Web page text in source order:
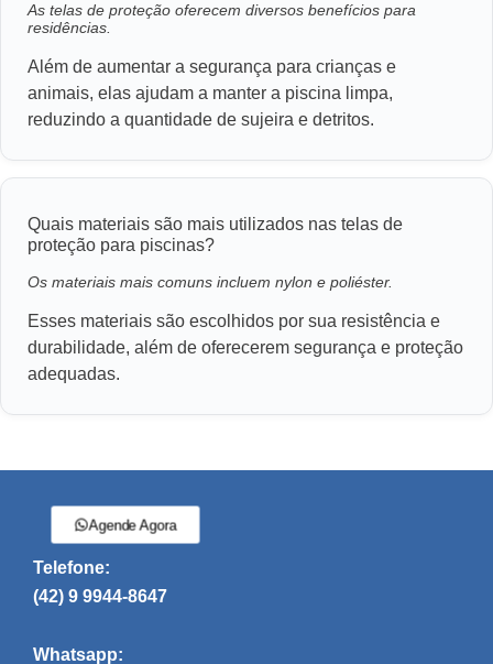
As telas de proteção oferecem diversos benefícios para
residências.
Além de aumentar a segurança para crianças e
animais, elas ajudam a manter a piscina limpa,
reduzindo a quantidade de sujeira e detritos.
Quais materiais são mais utilizados nas telas de
proteção para piscinas?
Os materiais mais comuns incluem nylon e poliéster.
Esses materiais são escolhidos por sua resistência e
durabilidade, além de oferecerem segurança e proteção
adequadas.
Agende Agora
Telefone:
(42) 9 9944-8647
Whatsapp: